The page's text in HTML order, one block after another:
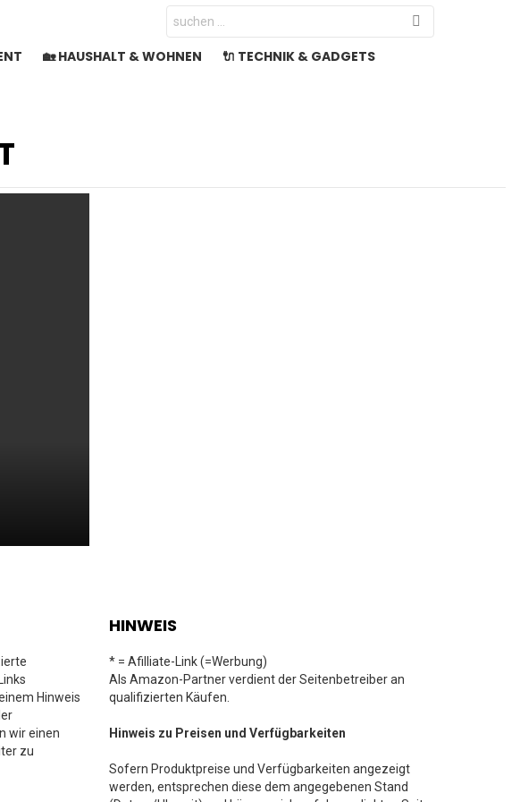
Search
for:
🏡 HAUSHALT & WOHNEN
🔌 TECHNIK & GADGETS
Hinweis
wir einen
zu
HINWEIS
* = Afilliate-Link (=Werbung)
Als Amazon-Partner verdient der Seitenbetreiber an
qualifizierten Käufen.
Hinweis zu Preisen und Verfügbarkeiten
Sofern Produktpreise und Verfügbarkeiten angezeigt
werden, entsprechen diese dem angegebenen Stand